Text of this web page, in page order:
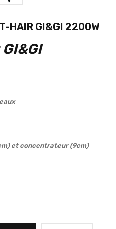
HAIR GI&GI 2200W
et concentrateur (9cm)